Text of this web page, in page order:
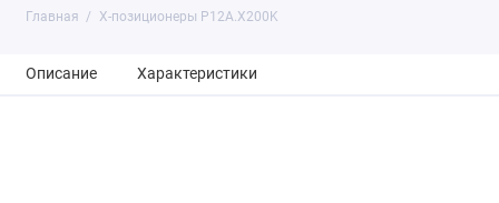
Главная X-позиционеры P12A.X200K
Описание Характеристики